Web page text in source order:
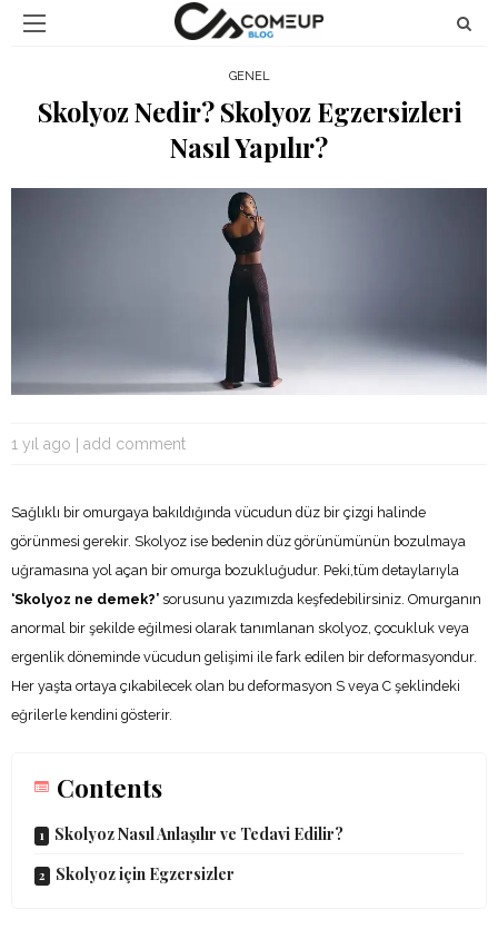
GENEL
Skolyoz Nedir? Skolyoz Egzersizleri
Nasıl Yapılır?
1 yıl ago add comment
Sağlıklı bir omurgaya bakıldığında vücudun düz bir çizgi halinde
görünmesi gerekir. Skolyoz ise bedenin düz görünümünün bozulmaya
uğramasına yol açan bir omurga bozukluğudur. Peki,tüm detaylarıyla
‘Skolyoz ne demek?’ sorusunu yazımızda keşfedebilirsiniz. Omurganın
anormal bir şekilde eğilmesi olarak tanımlanan skolyoz, çocukluk veya
ergenlik döneminde vücudun gelişimi ile fark edilen bir deformasyondur.
Her yaşta ortaya çıkabilecek olan bu deformasyon S veya C şeklindeki
eğrilerle kendini gösterir.
Contents
Skolyoz Nasıl Anlaşılır ve Tedavi Edilir?
Skolyoz için Egzersizler